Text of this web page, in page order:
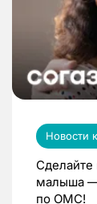
Новости
малыша —
по ОМС!